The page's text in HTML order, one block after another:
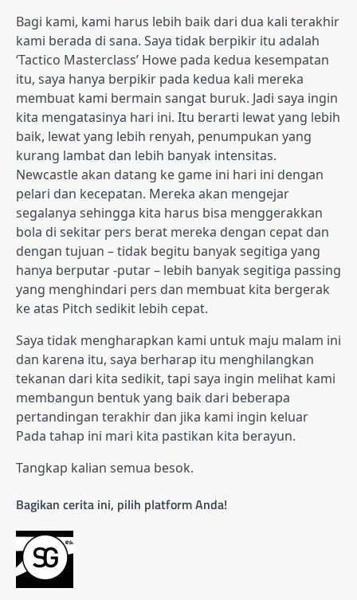
Bagi kami, kami harus lebih baik dari dua kali terakhir
kami berada di sana. Saya tidak berpikir itu adalah
‘Tactico Masterclass’ Howe pada kedua kesempatan
itu, saya hanya berpikir pada kedua kali mereka
membuat kami bermain sangat buruk. Jadi saya ingin
kita mengatasinya hari ini. Itu berarti lewat yang lebih
baik, lewat yang lebih renyah, penumpukan yang
kurang lambat dan lebih banyak intensitas.
Newcastle akan datang ke game ini hari ini dengan
pelari dan kecepatan. Mereka akan mengejar
segalanya sehingga kita harus bisa menggerakkan
bola di sekitar pers berat mereka dengan cepat dan
dengan tujuan – tidak begitu banyak segitiga yang
hanya berputar -putar – lebih banyak segitiga passing
yang menghindari pers dan membuat kita bergerak
ke atas Pitch sedikit lebih cepat.
Saya tidak mengharapkan kami untuk maju malam ini
dan karena itu, saya berharap itu menghilangkan
tekanan dari kita sedikit, tapi saya ingin melihat kami
membangun bentuk yang baik dari beberapa
pertandingan terakhir dan jika kami ingin keluar
Pada tahap ini mari kita pastikan kita berayun.
Tangkap kalian semua besok.
Bagikan cerita ini, pilih platform Anda!